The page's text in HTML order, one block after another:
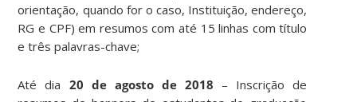
orientação, quando for o caso, Instituição, endereço,
RG e CPF) em resumos com até 15 linhas com título
e três palavras-chave;
Até dia 20 de agosto de 2018 – Inscrição de